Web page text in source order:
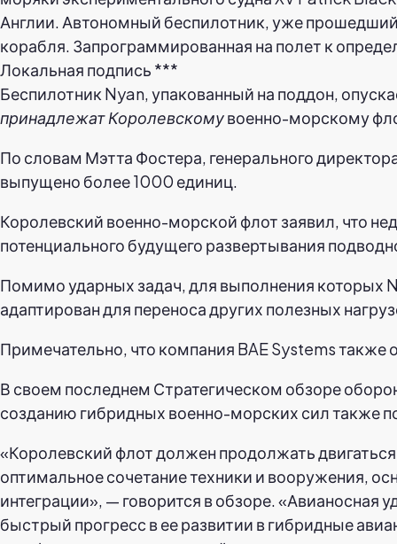
Беспилотник Nyan, упакованный на поддон,
принадлежат Королевскомувоенно-морскому
По словам Мэтта Фостера, генерального
выпущено более 1000 единиц.
Королевский военно-морской флот заявил, что
потенциального будущего развертывания
Помимо ударных задач, для выполнения которых
адаптирован для переноса других полезных
Примечательно, что компания BAE Systems
В своем последнем Стратегическом обзоре
созданию гибридных военно-морских сил также
«Королевский флот должен продолжать
оптимальное сочетание техники и вооружения,
интеграции», — говорится в обзоре. «Авианосная
быстрый прогресс в ее развитии в гибридные